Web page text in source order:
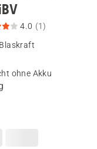
4.0 (1)
ohne Akku